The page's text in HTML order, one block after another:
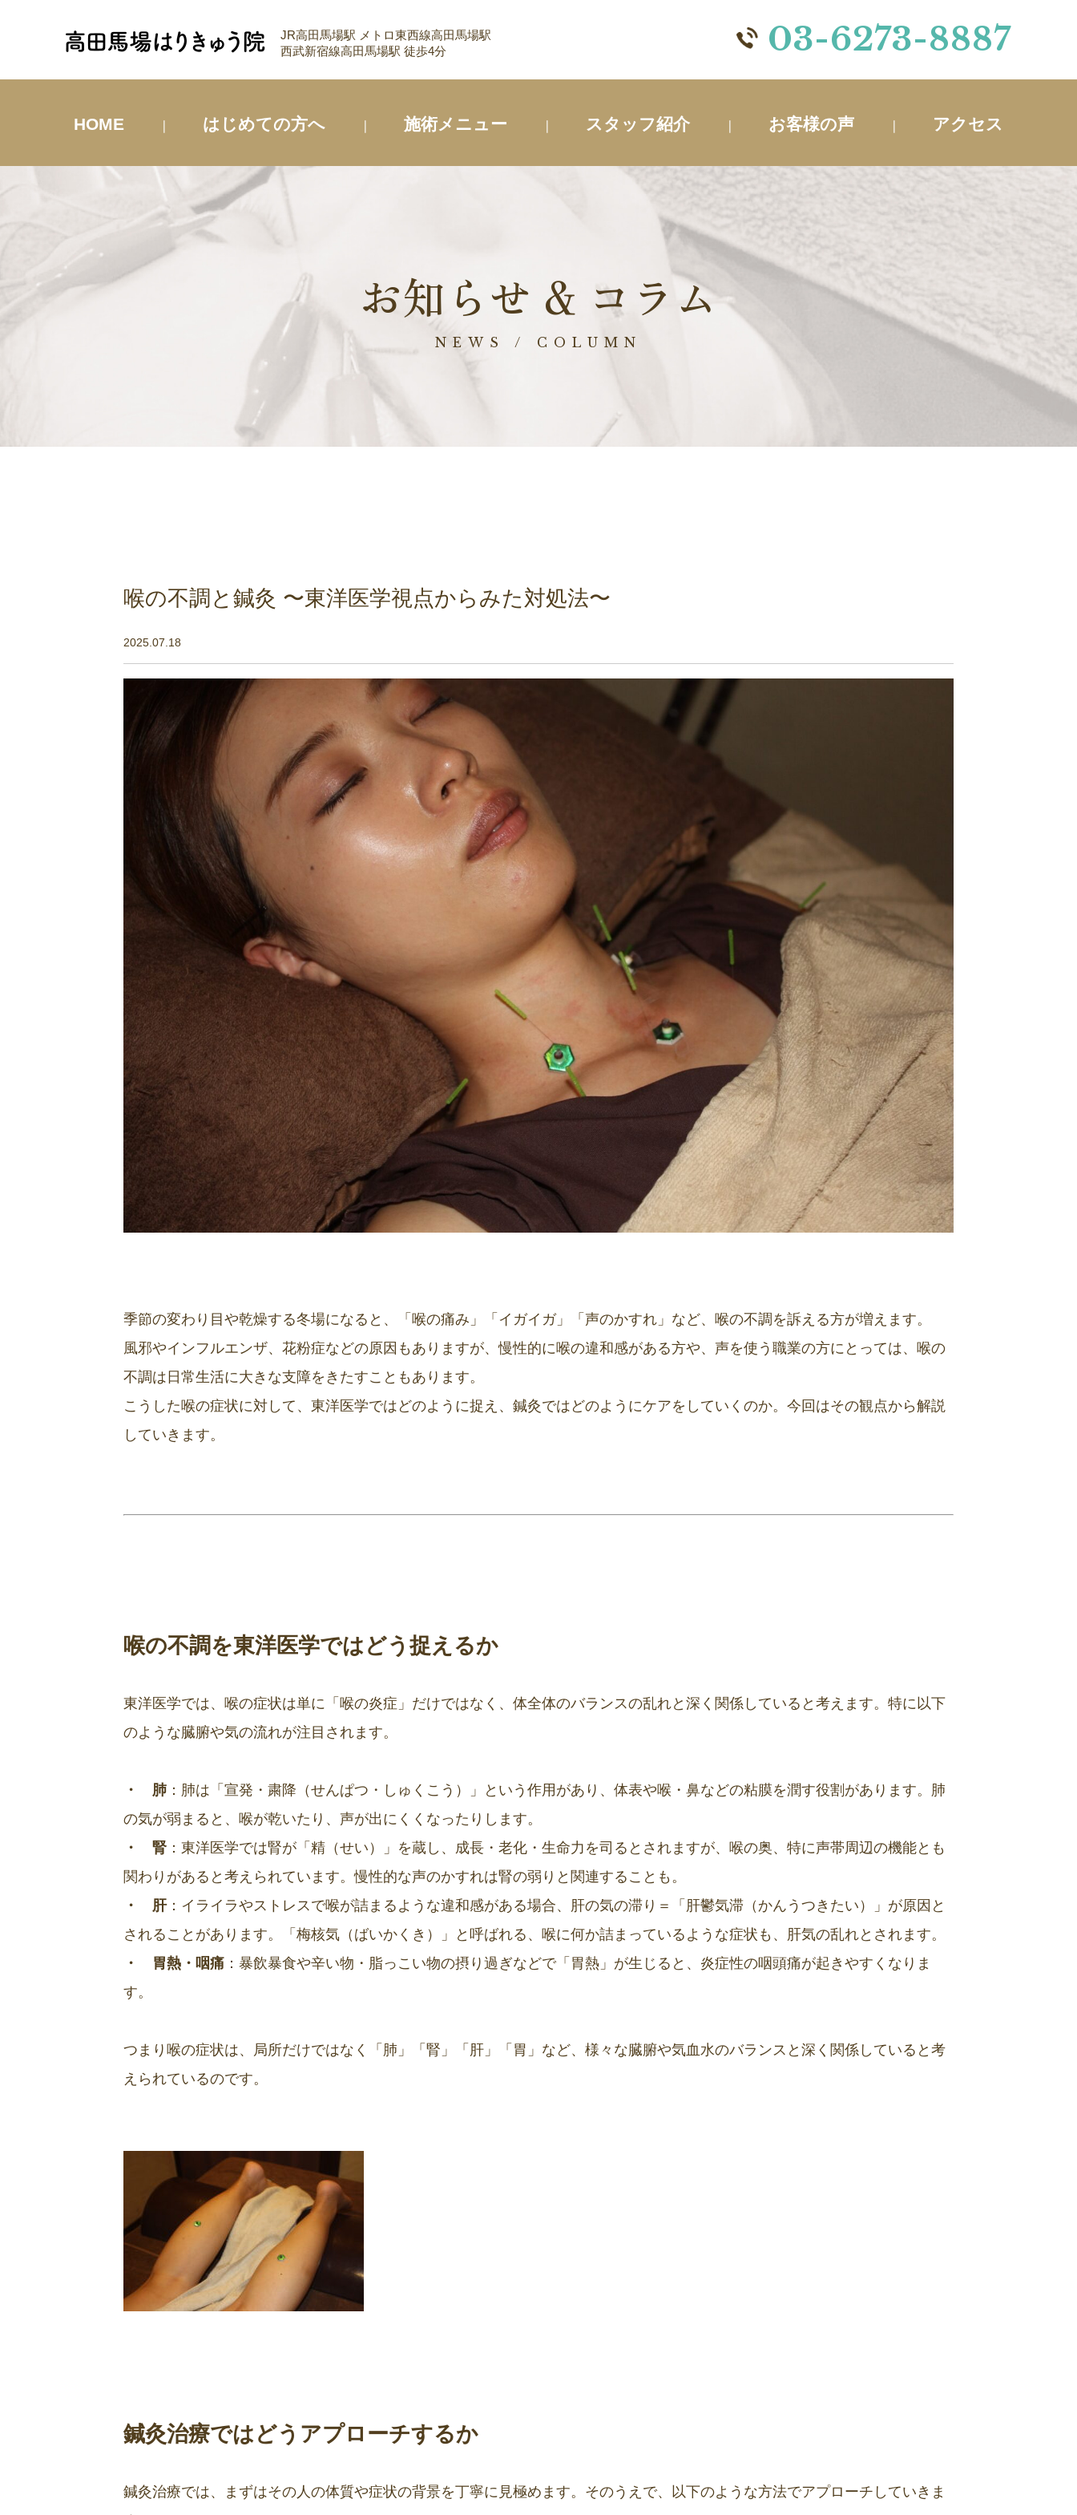
JR高田馬場駅 メトロ東西線高田馬場駅
西武新宿線高田馬場駅 徒歩4分
03-6273-8887
HOME はじめての方へ 施術メニュー スタッフ紹介 お客様の声 アクセス
お知らせ & コラム
NEWS / COLUMN
喉の不調と鍼灸 〜東洋医学視点からみた対処法〜
2025.07.18
季節の変わり目や乾燥する冬場になると、「喉の痛み」「イガイガ」「声のかすれ」など、喉の不調を訴える方が増えます。
風邪やインフルエンザ、花粉症などの原因もありますが、慢性的に喉の違和感がある方や、声を使う職業の方にとっては、喉の
不調は日常生活に大きな支障をきたすこともあります。
こうした喉の症状に対して、東洋医学ではどのように捉え、鍼灸ではどのようにケアをしていくのか。今回はその観点から解説
していきます。
喉の不調を東洋医学ではどう捉えるか
東洋医学では、喉の症状は単に「喉の炎症」だけではなく、体全体のバランスの乱れと深く関係していると考えます。特に以下
のような臓腑や気の流れが注目されます。
・ 肺 ：肺は「宣発・粛降（せんぱつ・しゅくこう）」という作用があり、体表や喉・鼻などの粘膜を潤す役割があります。肺
の気が弱まると、喉が乾いたり、声が出にくくなったりします。
・ 腎 ：東洋医学では腎が「精（せい）」を蔵し、成長・老化・生命力を司るとされますが、喉の奥、特に声帯周辺の機能とも
関わりがあると考えられています。慢性的な声のかすれは腎の弱りと関連することも。
・ 肝：イライラやストレスで喉が詰まるような違和感がある場合、肝の気の滞り＝「肝鬱気滞（かんうつきたい）」が原因と
されることがあります。「梅核気（ばいかくき）」と呼ばれる、喉に何か詰まっているような症状も、肝気の乱れとされます。
・ 胃熱・咽痛 ：暴飲暴食や辛い物・脂っこい物の摂り過ぎなどで「胃熱」が生じると、炎症性の咽頭痛が起きやすくなりま
す。
つまり喉の症状は、局所だけではなく「肺」「腎」「肝」「胃」など、様々な臓腑や気血水のバランスと深く関係していると考
えられているのです。
鍼灸治療ではどうアプローチするか
鍼灸治療では、まずはその人の体質や症状の背景を丁寧に見極めます。そのうえで、以下のような方法でアプローチしていきま